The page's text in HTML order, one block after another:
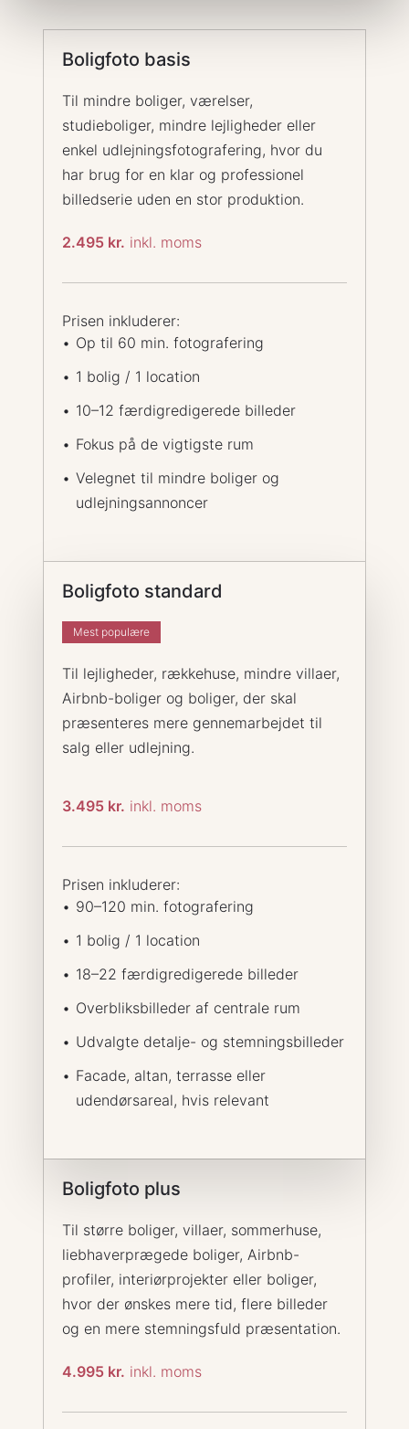
Boligfoto basis
Til mindre boliger, værelser,
studieboliger, mindre lejligheder eller
enkel udlejningsfotografering, hvor du
har brug for en klar og professionel
billedserie uden en stor produktion.
2.495 kr. inkl. moms
Prisen inkluderer:
Op til 60 min. fotografering
1 bolig / 1 location
10–12 færdigredigerede billeder
Fokus på de vigtigste rum
Velegnet til mindre boliger og
udlejningsannoncer
Boligfoto standard
Mest populære
Til lejligheder, rækkehuse, mindre villaer,
Airbnb-boliger og boliger, der skal
præsenteres mere gennemarbejdet til
salg eller udlejning.
3.495 kr. inkl. moms
Prisen inkluderer:
90–120 min. fotografering
1 bolig / 1 location
18–22 færdigredigerede billeder
Overbliksbilleder af centrale rum
Udvalgte detalje- og stemningsbilleder
Facade, altan, terrasse eller
udendørsareal, hvis relevant
Boligfoto plus
Til større boliger, villaer, sommerhuse,
liebhaverprægede boliger, Airbnb-
profiler, interiørprojekter eller boliger,
hvor der ønskes mere tid, flere billeder
og en mere stemningsfuld præsentation.
4.995 kr. inkl. moms